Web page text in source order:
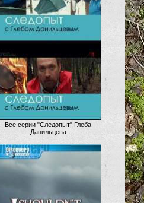
Все серии "Следопыт" Глеба
Данильцева